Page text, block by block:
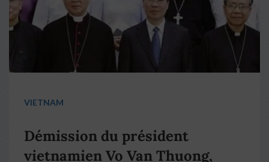
VIETNAM
Démission du président
vietnamien Vo Van Thuong,